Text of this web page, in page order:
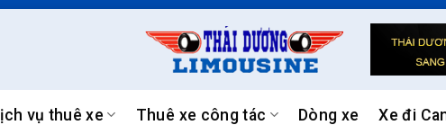
vụ thuê xe Thuê xe công tác Dòng xe Xe đi